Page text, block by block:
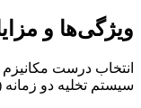
ویژگی‌ها و مزایای
انتخاب درست
سیستم تخلیه دو